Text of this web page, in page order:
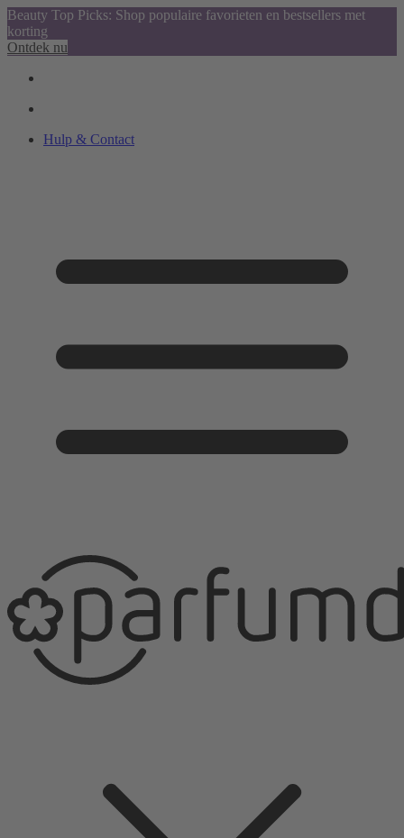
Beauty Top Picks: Shop populaire favorieten en bestsellers met
korting
Ontdek nu
Hulp & Contact